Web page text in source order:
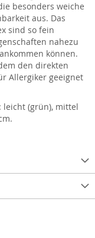
besonders weiche
aus. Das
sind so fein
nahezu
können.
den direkten
Allergiker geeignet
leicht (grün), mittel